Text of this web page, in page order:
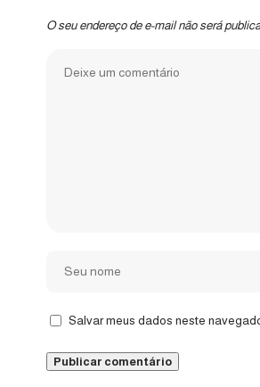
O seu endereço de e-mail não será
Salvar meus dados neste